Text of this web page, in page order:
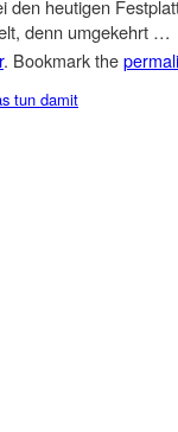
den heutigen
denn umgekehrt …
. Bookmark the
tun damit